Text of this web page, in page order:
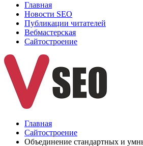
Главная
Новости SEO
Публикации читателей
Вебмастерская
Сайтостроение
Главная
Сайтостроение
Объединение стандартных и